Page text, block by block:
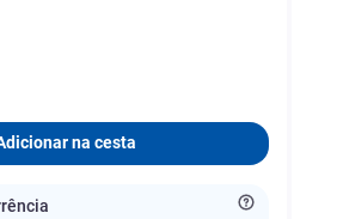
na cesta